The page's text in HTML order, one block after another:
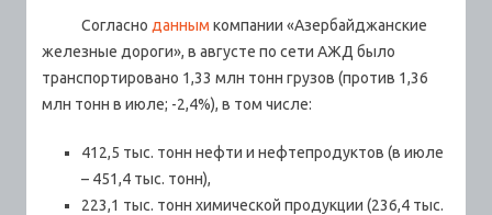
Согласно данным компании «Азербайджанские
железные дороги», в августе по сети АЖД было
транспортировано 1,33 млн тонн грузов (против 1,36
млн тонн в июле; -2,4%), в том числе:
412,5 тыс. тонн нефти и нефтепродуктов (в июле
– 451,4 тыс. тонн),
223,1 тыс. тонн химической продукции (236,4 тыс.